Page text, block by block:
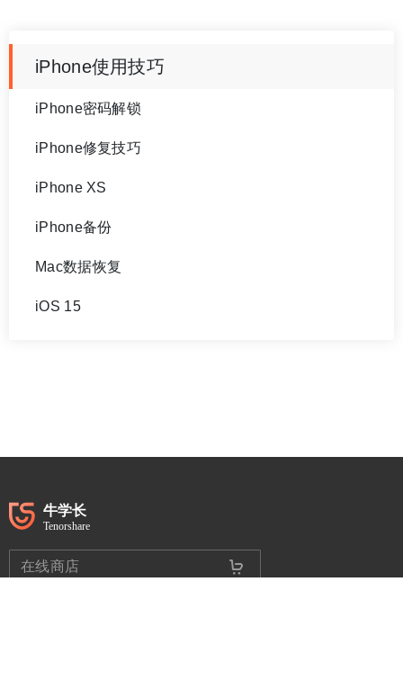
iPhone使用技巧
iPhone密码解锁
iPhone修复技巧
iPhone XS
iPhone备份
Mac数据恢复
iOS 15
在线商店